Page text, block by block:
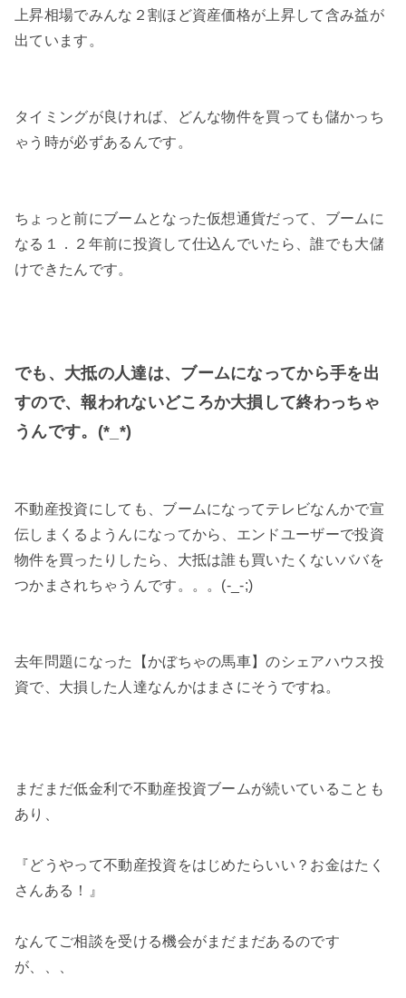
上昇相場でみんな２割ほど資産価格が上昇して含み益が
出ています。
タイミングが良ければ、どんな物件を買っても儲かっち
ゃう時が必ずあるんです。
ちょっと前にブームとなった仮想通貨だって、ブームに
なる１．２年前に投資して仕込んでいたら、誰でも大儲
けできたんです。
でも、大抵の人達は、ブームになってから手を出
すので、報われないどころか大損して終わっちゃ
うんです。(*_*)
不動産投資にしても、ブームになってテレビなんかで宣
伝しまくるようんになってから、エンドユーザーで投資
物件を買ったりしたら、大抵は誰も買いたくないババを
つかまされちゃうんです。。。(-_-;)
去年問題になった【かぼちゃの馬車】のシェアハウス投
資で、大損した人達なんかはまさにそうですね。
まだまだ低金利で不動産投資ブームが続いていることも
あり、
『どうやって不動産投資をはじめたらいい？お金はたく
さんある！』
なんてご相談を受ける機会がまだまだあるのです
が、、、